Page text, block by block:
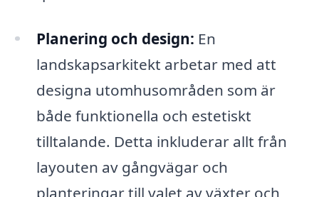
Planering och design: En
landskapsarkitekt arbetar med att
designa utomhusområden som är
både funktionella och estetiskt
tilltalande. Detta inkluderar allt från
layouten av gångvägar och
planteringar till valet av växter och